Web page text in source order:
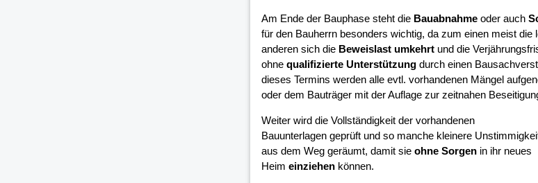
Am Ende der Bauphase steht die Bauabnahmeoder auch
für den Bauherrn besonders wichtig, da zum einen meist
anderen sich die Beweislast umkehrtund die
ohne qualifizierte Unterstützungdurch einen
dieses Termins werden alle evtl. vorhandenen Mängel
oder dem Bauträger mit der Auflage zur zeitnahen
Weiter wird die Vollständigkeit der vorhandenen
Bauunterlagen geprüft und so manche kleinere
aus dem Weg geräumt, damit sie ohne Sorgenin ihr neues
Heim einziehenkönnen.